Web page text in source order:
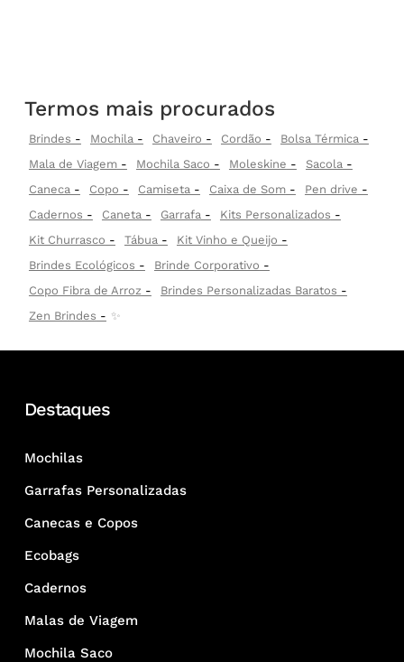
Termos mais procurados
Brindes Mochila Chaveiro Cordão
Bolsa Térmica
Mala de Viagem
Mochila Saco Moleskine
Sacola
Caneca
Copo Camiseta Caixa de Som
Pen drive
Cadernos
Caneta Garrafa
Kits Personalizados
Kit Churrasco
Tábua
Kit Vinho e Queijo
Brindes Ecológicos
Brinde Corporativo
Copo Fibra de Arroz
Brindes Personalizadas Baratos
Zen Brindes
✨
Destaques
Mochilas
Garrafas Personalizadas
Canecas e Copos
Ecobags
Cadernos
Malas de Viagem
Mochila Saco